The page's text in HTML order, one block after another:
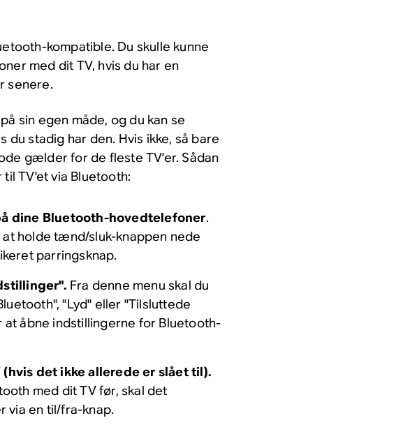
kompatible. Du skulle kunne
med dit TV, hvis du har en
senere.
sin egen måde, og du kan se
du stadig har den. Hvis ikke, så bare
gælder for de fleste TV'er. Sådan
TV'et via Bluetooth:
dine Bluetooth-hovedtelefoner.
holde tænd/sluk-knappen nede
parringsknap.
Fra denne menu skal du
"Lyd" eller "Tilsluttede
åbne indstillingerne for Bluetooth-
det ikke allerede er slået til).
med dit TV før, skal det
via en til/fra-knap.